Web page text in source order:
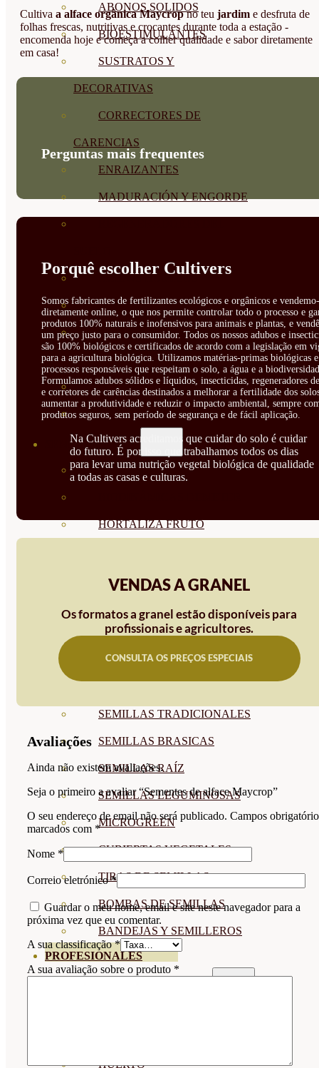
ABONOS SOLIDOS
BIOESTIMULANTES
SUSTRATOS Y
DECORATIVAS
CORRECTORES DE
CARENCIAS
ENRAIZANTES
MADURACIÓN Y ENGORDE
ÁCIDOS HÚMICOS
MATERIAS PRIMAS
PROTECCIÓN CULTIVOS Y
PLANTAS
PLANTAS INTERIOR
GROWPUNCH
SEMILLAS
VER TODAS
HORTALIZA FRUTO
SEMILLAS FLORES
SEMILLAS FLORES
SEMILLAS TRADICIONALES
SEMILLAS BRASICAS
SEMILLAS RAÍZ
SEMILLAS LEGUMINOSAS
MICROGREEN
CUBIERTAS VEGETALES
TIRAS DE SEMILLAS
BOMBAS DE SEMILLAS
BANDEJAS Y SEMILLEROS
PROFESIONALES
HUERTO
Cultiva a alface orgânica Maycropno teu jardim e desfruta de
folhas frescas, nutritivas e crocantes durante toda a estação -
encomenda hoje e começa a colher qualidade e sabor diretamente
em casa!
Perguntas mais frequentes
Porquê escolher Cultivers
Somos fabricantes de fertilizantes ecológicos e orgânicos e
diretamente online, o que nos permite controlar todo o processo e
produtos 100% naturais e inofensivos para animais e plantas, e
um preço justo para o consumidor. Todos os nossos adubos e
são 100% biológicos e certificados de acordo com a legislação em
para a agricultura biológica. Utilizamos matérias-primas biológicas e
processos responsáveis que respeitam o solo, a água e a
Formulamos adubos sólidos e líquidos, insecticidas, regeneradores
e corretores de carências destinados a melhorar a fertilidade dos
aumentar a produtividade e reduzir o impacto ambiental, sempre
produtos seguros, sem período de segurança e de fácil aplicação.
Na Cultivers acreditamos que cuidar do solo é cuidar
do futuro. É por isso que trabalhamos todos os dias
para levar uma nutrição vegetal biológica de qualidade
a todas as casas e culturas.
VENDAS A GRANEL
Os formatos a granel estão disponíveis para
profissionais e agricultores.
CONSULTA OS PREÇOS ESPECIAIS
Avaliações
Ainda não existem avaliações.
Seja o primeiro a avaliar “Sementes de alface Maycrop”
O seu endereço de email não será publicado. Campos
marcados com *
Nome *
Correio eletrónico*
Guardar o meu nome, email e site neste navegador para a
próxima vez que eu comentar.
A sua classificação*
A sua avaliação sobre o produto *